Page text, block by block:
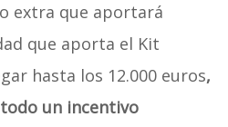
extra que aportará
que aporta el Kit
hasta los 12.000 euros,
un incentivo